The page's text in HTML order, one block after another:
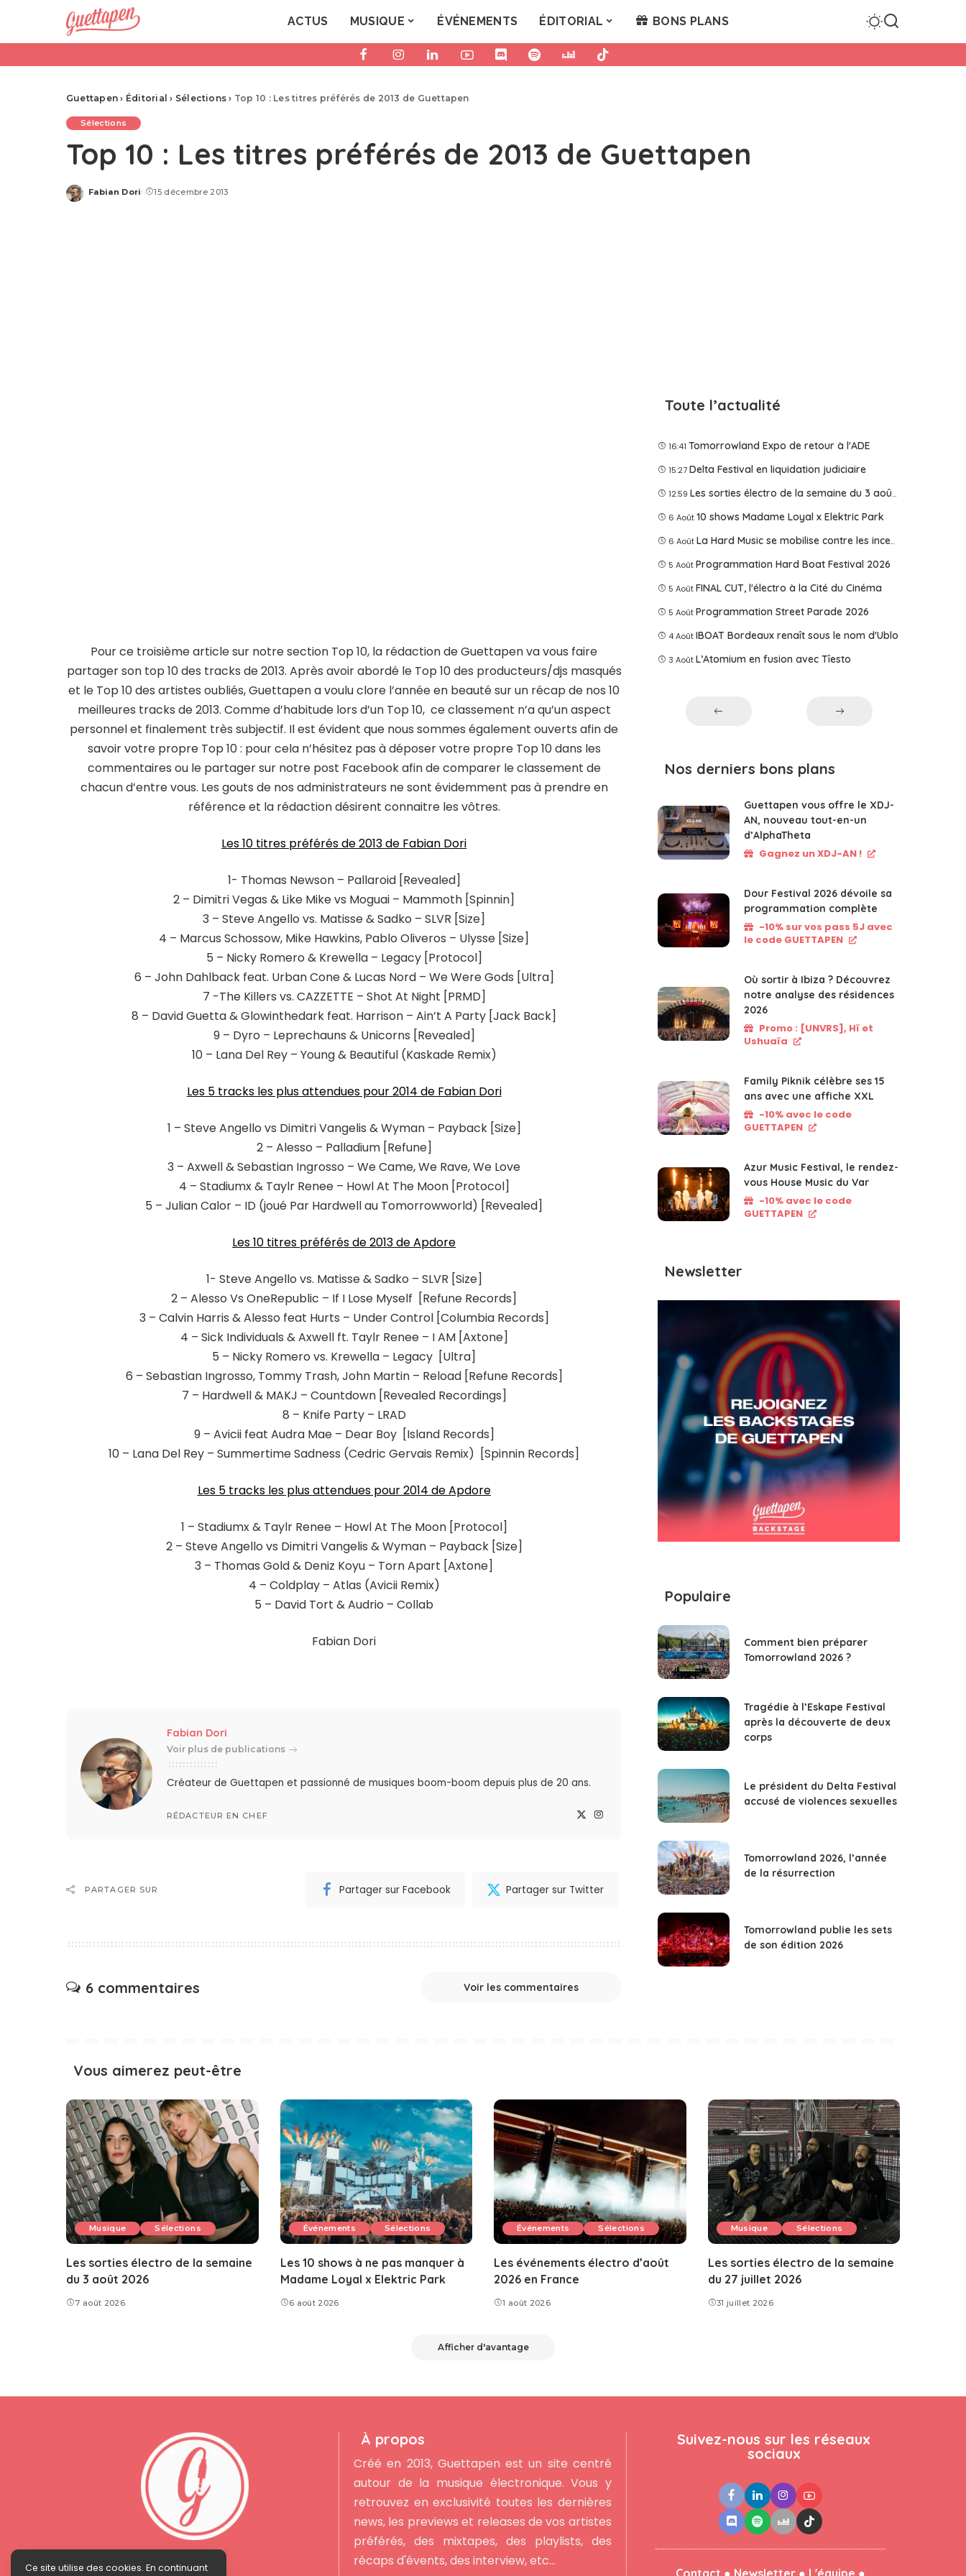
ACTUS MUSIQUE ÉVÉNEMENTS ÉDITORIAL BONS PLANS
Guettapen › Éditorial › Sélections › Top 10 : Les titres préférés de 2013 de Guettapen
Sélections
Top 10 : Les titres préférés de 2013 de Guettapen
Posted
Fabian Dori 15 décembre 2013
Pour ce troisième article sur notre section Top 10, la rédaction de Guettapen va vous faire
partager son top 10 des tracks de 2013. Après avoir abordé le Top 10 des producteurs/djs masqués
et le Top 10 des artistes oubliés, Guettapen a voulu clore l’année en beauté sur un récap de nos 10
meilleures tracks de 2013. Comme d’habitude lors d’un Top 10, ce classement n’a qu’un aspect
personnel et finalement très subjectif. Il est évident que nous sommes également ouverts afin de
savoir votre propre Top 10 : pour cela n’hésitez pas à déposer votre propre Top 10 dans les
commentaires ou le partager sur notre post Facebook afin de comparer le classement de
chacun d’entre vous. Les gouts de nos administrateurs ne sont évidemment pas à prendre en
référence et la rédaction désirent connaitre les vôtres.
Les 10 titres préférés de 2013 de Fabian Dori
1- Thomas Newson – Pallaroid [Revealed]
2 – Dimitri Vegas & Like Mike vs Moguai – Mammoth [Spinnin]
3 – Steve Angello vs. Matisse & Sadko – SLVR [Size]
4 – Marcus Schossow, Mike Hawkins, Pablo Oliveros – Ulysse [Size]
5 – Nicky Romero & Krewella – Legacy [Protocol]
6 – John Dahlback feat. Urban Cone & Lucas Nord – We Were Gods [Ultra]
7 -The Killers vs. CAZZETTE – Shot At Night [PRMD]
8 – David Guetta & Glowinthedark feat. Harrison – Ain’t A Party [Jack Back]
9 – Dyro – Leprechauns & Unicorns [Revealed]
10 – Lana Del Rey – Young & Beautiful (Kaskade Remix)
Les 5 tracks les plus attendues pour 2014 de Fabian Dori
1 – Steve Angello vs Dimitri Vangelis & Wyman – Payback [Size]
2 – Alesso – Palladium [Refune]
3 – Axwell & Sebastian Ingrosso – We Came, We Rave, We Love
4 – Stadiumx & Taylr Renee – Howl At The Moon [Protocol]
5 – Julian Calor – ID (joué Par Hardwell au Tomorrowworld) [Revealed]
Les 10 titres préférés de 2013 de Apdore
1- Steve Angello vs. Matisse & Sadko – SLVR [Size]
2 – Alesso Vs OneRepublic – If I Lose Myself [Refune Records]
3 – Calvin Harris & Alesso feat Hurts – Under Control [Columbia Records]
4 – Sick Individuals & Axwell ft. Taylr Renee – I AM [Axtone]
5 – Nicky Romero vs. Krewella – Legacy [Ultra]
6 – Sebastian Ingrosso, Tommy Trash, John Martin – Reload [Refune Records]
7 – Hardwell & MAKJ – Countdown [Revealed Recordings]
8 – Knife Party – LRAD
9 – Avicii feat Audra Mae – Dear Boy [Island Records]
10 – Lana Del Rey – Summertime Sadness (Cedric Gervais Remix) [Spinnin Records]
Les 5 tracks les plus attendues pour 2014 de Apdore
1 – Stadiumx & Taylr Renee – Howl At The Moon [Protocol]
2 – Steve Angello vs Dimitri Vangelis & Wyman – Payback [Size]
3 – Thomas Gold & Deniz Koyu – Torn Apart [Axtone]
4 – Coldplay – Atlas (Avicii Remix)
5 – David Tort & Audrio – Collab
Fabian Dori
Fabian Dori
Voir plus de publications
Créateur de Guettapen et passionné de musiques boom-boom depuis plus de 20 ans.
RÉDACTEUR EN CHEF
PARTAGER SUR Partager sur Facebook Partager sur Twitter
6 commentaires Voir les commentaires
Toute l’actualité
16:41 Tomorrowland Expo de retour à l'ADE
15:27 Delta Festival en liquidation judiciaire
12:59 Les sorties électro de la semaine du 3 août 2026
6 Août 10 shows Madame Loyal x Elektric Park
6 Août La Hard Music se mobilise contre les incendies
5 Août Programmation Hard Boat Festival 2026
5 Août FINAL CUT, l'électro à la Cité du Cinéma
5 Août Programmation Street Parade 2026
4 Août IBOAT Bordeaux renaît sous le nom d'Ublo
3 Août L’Atomium en fusion avec Tîesto
Nos derniers bons plans
Guettapen vous offre le XDJ-
AN, nouveau tout-en-un
d’AlphaTheta
Gagnez un XDJ-AN !
Dour Festival 2026 dévoile sa
programmation complète
-10% sur vos pass 5J avec
le code GUETTAPEN
Où sortir à Ibiza ? Découvrez
notre analyse des résidences
2026
Promo : [UNVRS], Hï et
Ushuaïa
Family Piknik célèbre ses 15
ans avec une affiche XXL
-10% avec le code
GUETTAPEN
Azur Music Festival, le rendez-
vous House Music du Var
-10% avec le code
GUETTAPEN
Newsletter
Populaire
Comment bien préparer
Tomorrowland 2026 ?
Tragédie à l’Eskape Festival
après la découverte de deux
corps
Le président du Delta Festival
accusé de violences sexuelles
Tomorrowland 2026, l’année
de la résurrection
Tomorrowland publie les sets
de son édition 2026
Vous aimerez peut-être
Musique Sélections
Les sorties électro de la semaine
du 3 août 2026
7 août 2026
Événements Sélections
Les 10 shows à ne pas manquer à
Madame Loyal x Elektric Park
6 août 2026
Événements Sélections
Les événements électro d’août
2026 en France
1 août 2026
Musique Sélections
Les sorties électro de la semaine
du 27 juillet 2026
31 juillet 2026
Afficher d'avantage
À propos
Créé en 2013, Guettapen est un site centré
autour de la musique électronique. Vous y
retrouvez en exclusivité toutes les dernières
news, les previews et releases de vos artistes
préférés, des mixtapes, des playlists, des
récaps d'évents, des interview, etc...
Suivez-nous sur les réseaux
sociaux
Ce site utilise des cookies. En continuant